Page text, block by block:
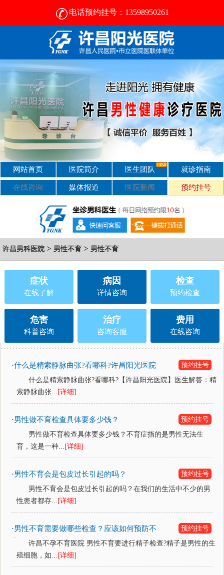
电话预约挂号：13598950261
许昌比较好的男性医院-2024正规男科医院排名-许昌阳光医院
网站首页 医院简介 医生团队 就诊指南
在线咨询 媒体报道 医院新闻 预约挂号
许昌男科医院 > 男性不育 > 男性不育
症状
在线了解
病因
详情咨询
检查
预约检查
危害
科普咨询
治疗
咨询客服
费用
在线咨询
·什么是精索静脉曲张?看哪科?许昌阳光医院
预约挂号
什么是精索静脉曲张?看哪科?【许昌阳光医院】医生解答：精
索静脉曲张... [详细]
·男性做不育检查具体要多少钱？
预约挂号
男性做不育检查具体要多少钱？不育症指的是男性无法生
育，这是一种... [详细]
·男性不育会是包皮过长引起的吗？
预约挂号
男性不育会是包皮过长引起的吗？在我们的生活中不少的男
性患者都存... [详细]
·男性不育需要做哪些检查？应该如何预防不
预约挂号
许昌不孕不育医院 男性不育要进行精子检查?精子是男性的生
殖细胞，如... [详细]